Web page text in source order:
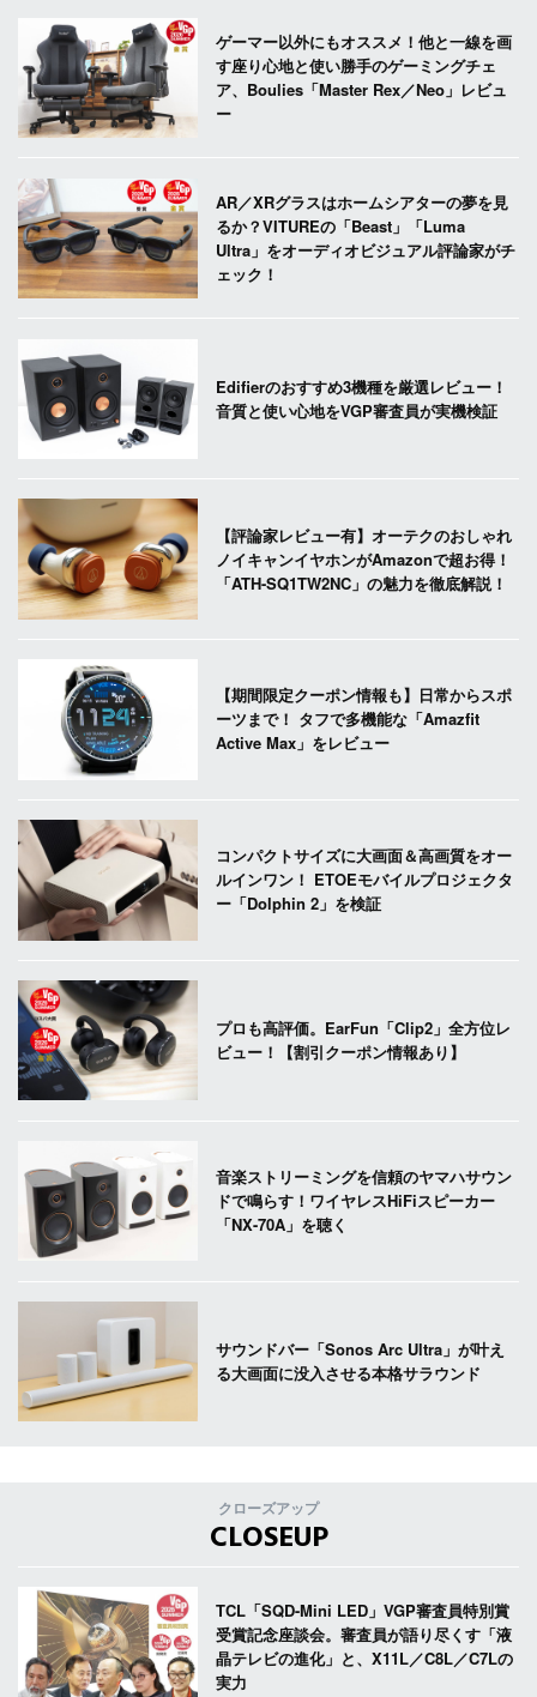
ゲーマー以外にもオススメ！他と一線を画
す座り心地と使い勝手のゲーミングチェ
ア、Boulies「Master Rex／Neo」レビュ
ー
AR／XRグラスはホームシアターの夢を見
るか？VITUREの「Beast」「Luma
Ultra」をオーディオビジュアル評論家がチ
ェック！
Edifierのおすすめ3機種を厳選レビュー！
音質と使い心地をVGP審査員が実機検証
【評論家レビュー有】オーテクのおしゃれ
ノイキャンイヤホンがAmazonで超お得！
「ATH-SQ1TW2NC」の魅力を徹底解説！
【期間限定クーポン情報も】日常からスポ
ーツまで！ タフで多機能な「Amazfit
Active Max」をレビュー
コンパクトサイズに大画面＆高画質をオー
ルインワン！ ETOEモバイルプロジェクタ
ー「Dolphin 2」を検証
プロも高評価。EarFun「Clip2」全方位レ
ビュー！【割引クーポン情報あり】
音楽ストリーミングを信頼のヤマハサウン
ドで鳴らす！ワイヤレスHiFiスピーカー
「NX-70A」を聴く
サウンドバー「Sonos Arc Ultra」が叶え
る大画面に没入させる本格サラウンド
クローズアップ
CLOSEUP
TCL「SQD-Mini LED」VGP審査員特別賞
受賞記念座談会。審査員が語り尽くす「液
晶テレビの進化」と、X11L／C8L／C7Lの
実力